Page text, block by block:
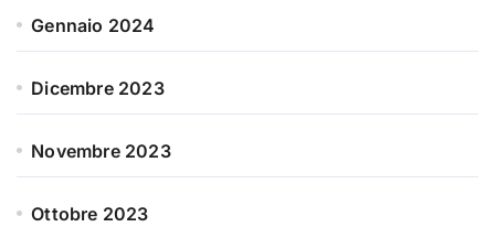
Gennaio 2024
Dicembre 2023
Novembre 2023
Ottobre 2023